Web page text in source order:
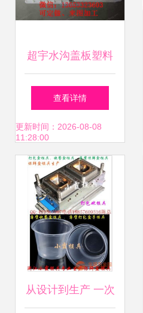
超宇水沟盖板塑料
模具 品质与创新的
完美融合
查看详情
更新时间：2026-08-08
11:28:00
从设计到生产 一次